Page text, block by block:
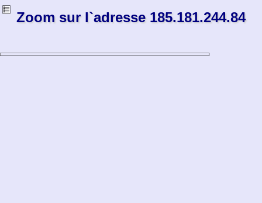
Zoom sur l`adresse 185.181.244.84